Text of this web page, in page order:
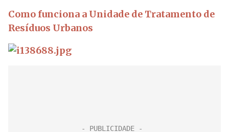
Como funciona a Unidade de Tratamento de
Resíduos Urbanos